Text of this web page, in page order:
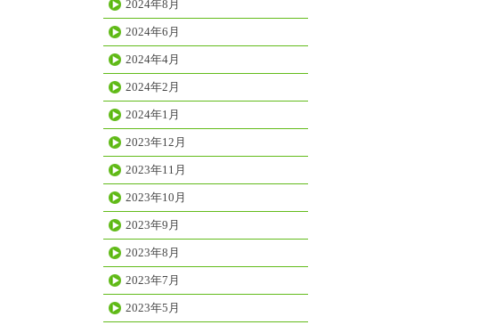
2024年8月
2024年6月
2024年4月
2024年2月
2024年1月
2023年12月
2023年11月
2023年10月
2023年9月
2023年8月
2023年7月
2023年5月